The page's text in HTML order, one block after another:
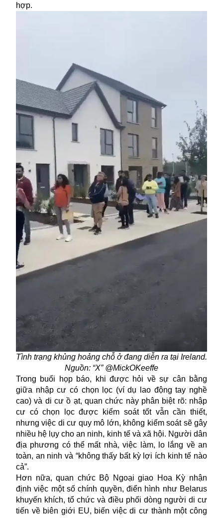
hợp.
Tình trạng khủng hoảng chỗ ở đang diễn ra tại Ireland.
Nguồn: “X” @MickOKeeffe
Trong buổi họp báo, khi được hỏi về sự cân bằng
giữa nhập cư có chọn lọc (ví dụ lao động tay nghề
cao) và di cư ồ ạt, quan chức này phân biệt rõ: nhập
cư có chọn lọc được kiểm soát tốt vẫn cần thiết,
nhưng việc di cư quy mô lớn, không kiểm soát sẽ gây
nhiều hệ lụy cho an ninh, kinh tế và xã hội. Người dân
địa phương có thể mất nhà, việc làm, lo lắng về an
toàn, an ninh và “không thấy bất kỳ lợi ích kinh tế nào
cả”.
Hơn nữa, quan chức Bộ Ngoại giao Hoa Kỳ nhận
định việc một số chính quyền, điển hình như Belarus
khuyến khích, tổ chức và điều phối dòng người di cư
tiến về biên giới EU, biến việc di cư thành một công